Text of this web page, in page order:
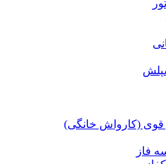
قوی (کارواش خانگی)
فاز